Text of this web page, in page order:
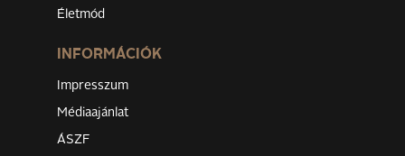
Életmód
INFORMÁCIÓK
Impresszum
Médiaajánlat
ÁSZF